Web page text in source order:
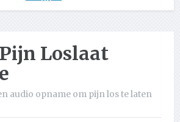
Loslaat
audio opname om pijn los te laten